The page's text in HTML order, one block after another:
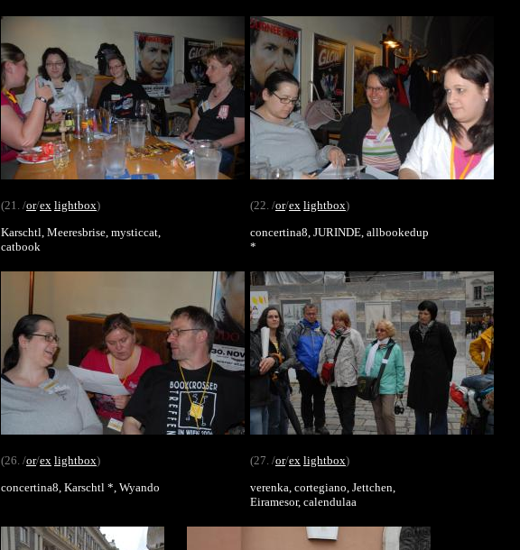
(21. /or/ex lightbox)
Karschtl, Meeresbrise, mysticcat,
catbook
(22. /or/ex lightbox)
concertina8, JURINDE, allbookedup
*
(26. /or/ex lightbox)
concertina8, Karschtl *, Wyando
(27. /or/ex lightbox)
verenka, cortegiano, Jettchen,
Eiramesor, calendulaa